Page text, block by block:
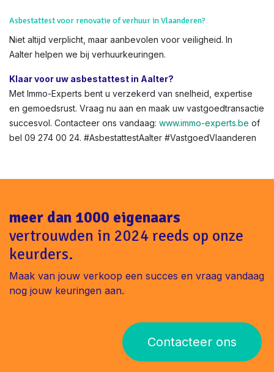
Asbestattest voor renovatie of verhuur in Vlaanderen?
Niet altijd verplicht, maar aanbevolen voor veiligheid. In
Aalter helpen we bij verhuurkeuringen.
Klaar voor uw asbestattest in Aalter?
Met Immo-Experts bent u verzekerd van snelheid, expertise
en gemoedsrust. Vraag nu aan en maak uw vastgoedtransactie
succesvol. Contacteer ons vandaag: www.immo-experts.be of
bel 09 274 00 24. #AsbestattestAalter #VastgoedVlaanderen
meer dan 1000 eigenaars
vertrouwden in 2024 reeds op onze
keurders.
Maak van jouw verkoop een succes en vraag vandaag
nog jouw keuringen aan.
Contacteer ons